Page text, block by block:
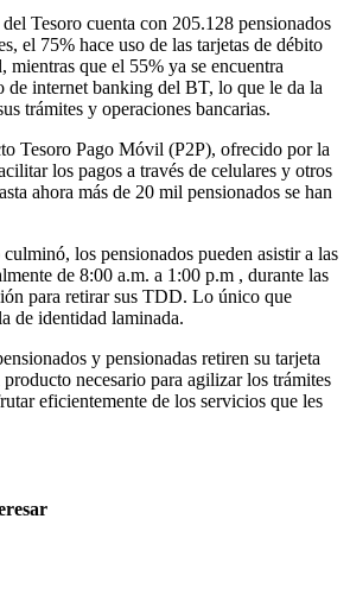
Tesoro cuenta con 205.128 pensionados
el 75% hace uso de las tarjetas de débito
mientras que el 55% ya se encuentra
de internet banking del BT, lo que le da la
trámites y operaciones bancarias.
Tesoro Pago Móvil (P2P), ofrecido por la
los pagos a través de celulares y otros
ahora más de 20 mil pensionados se han
los pensionados pueden asistir a las
de 8:00 a.m. a 1:00 p.m , durante las
para retirar sus TDD. Lo único que
de identidad laminada.
y pensionadas retiren su tarjeta
necesario para agilizar los trámites
eficientemente de los servicios que les